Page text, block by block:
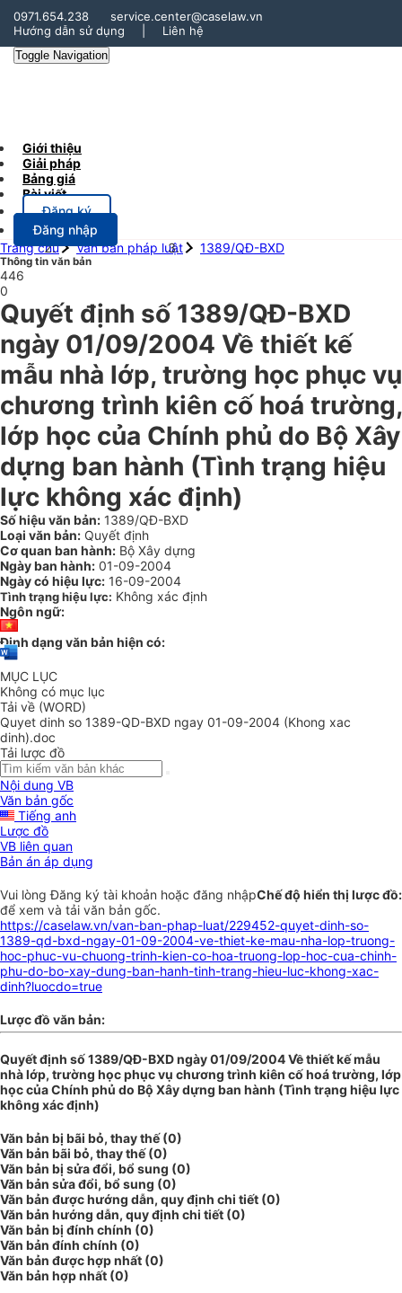
0971.654.238
service.center@caselaw.vn
Hướng dẫn sử dụng
Liên hệ
Toggle Navigation
Giới thiệu
Giải pháp
Bảng giá
Bài viết
Đăng ký
Đăng nhập
Trang chủ
Văn bản pháp luật 1389/QĐ-BXD
Thông tin văn bản
446
0
Quyết định số 1389/QĐ-BXD
ngày 01/09/2004 Về thiết kế
mẫu nhà lớp, trường học phục vụ
chương trình kiên cố hoá trường,
lớp học của Chính phủ do Bộ Xây
dựng ban hành (Tình trạng hiệu
lực không xác định)
Số hiệu văn bản: 1389/QĐ-BXD
Loại văn bản: Quyết định
Cơ quan ban hành: Bộ Xây dựng
Ngày ban hành: 01-09-2004
Ngày có hiệu lực: 16-09-2004
Tình trạng hiệu lực: Không xác định
Ngôn ngữ:
Định dạng văn bản hiện có:
MỤC LỤC
Không có mục lục
Tải về (WORD)
Quyet dinh so 1389-QD-BXD ngay 01-09-2004 (Khong xac
dinh).doc
Tải lược đồ
Nội dung VB
Văn bản gốc
Tiếng anh
Lược đồ
VB liên quan
Bản án áp dụng
Chế độ hiển thị lược đồ:
Vui lòngĐăng ký tài khoản hoặc đăng nhập
để xem và tải văn bản gốc.
https://caselaw.vn/van-ban-phap-luat/229452-quyet-dinh-so-
1389-qd-bxd-ngay-01-09-2004-ve-thiet-ke-mau-nha-lop-truong-
hoc-phuc-vu-chuong-trinh-kien-co-hoa-truong-lop-hoc-cua-chinh-
phu-do-bo-xay-dung-ban-hanh-tinh-trang-hieu-luc-khong-xac-
dinh?luocdo=true
Lược đồ văn bản:
Quyết định số 1389/QĐ-BXD ngày 01/09/2004 Về thiết kế mẫu
nhà lớp, trường học phục vụ chương trình kiên cố hoá trường, lớp
học của Chính phủ do Bộ Xây dựng ban hành (Tình trạng hiệu lực
không xác định)
Văn bản bị bãi bỏ, thay thế (0)
Văn bản bãi bỏ, thay thế (0)
Văn bản bị sửa đổi, bổ sung (0)
Văn bản sửa đổi, bổ sung (0)
Văn bản được hướng dẫn, quy định chi tiết (0)
Văn bản hướng dẫn, quy định chi tiết (0)
Văn bản bị đính chính (0)
Văn bản đính chính (0)
Văn bản được hợp nhất (0)
Văn bản hợp nhất (0)